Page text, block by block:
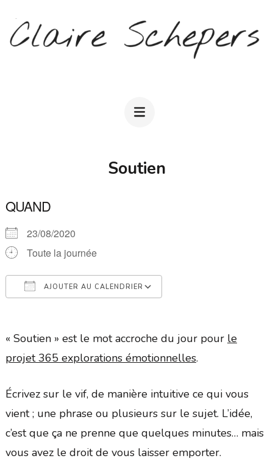
contenu
Soutien
QUAND
23/08/2020
Toute la journée
AJOUTER AU CALENDRIER
« Soutien » est le mot accroche du jour pour le
projet 365 explorations émotionnelles.
Écrivez sur le vif, de manière intuitive ce qui vous
vient ; une phrase ou plusieurs sur le sujet. L’idée,
c’est que ça ne prenne que quelques minutes… mais
vous avez le droit de vous laisser emporter.